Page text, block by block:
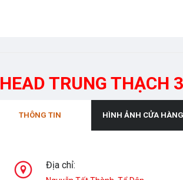
HEAD TRUNG THẠCH 3
THÔNG TIN HÌNH ẢNH CỬA HÀNG
Địa chỉ: